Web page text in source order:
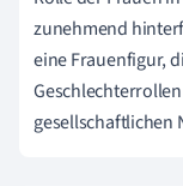
zunehmend
eine Frauenfigur,
gesellschaftlichen